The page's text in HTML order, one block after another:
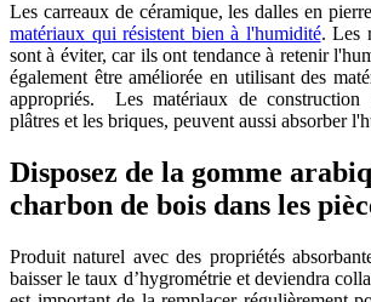
Les carreaux de céramique, les dalles en
matériaux qui résistent bien à l'humidité. Les
sont à éviter, car ils ont tendance à retenir
également être améliorée en utilisant des
appropriés. Les matériaux de construction
plâtres et les briques, peuvent aussi absorber
Disposez de la gomme
charbon de bois dans les
Produit naturel avec des propriétés
baisser le taux d’hygrométrie et deviendra